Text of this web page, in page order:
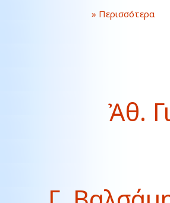
» Περισσότερα
Ἀθ.